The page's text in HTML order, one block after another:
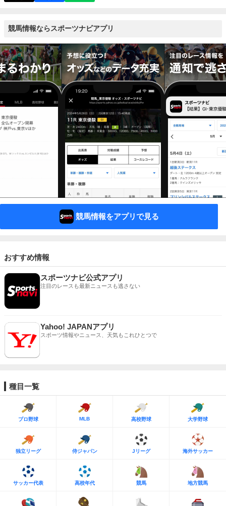
競馬情報ならスポーツナビアプリ
競馬情報をアプリで見る
おすすめ情報
スポーツナビ公式アプリ
注目のレースも最新ニュースも逃さない
Yahoo! JAPANアプリ
スポーツ情報やニュース、天気もこれひとつで
種目一覧
プロ野球 MLB 高校野球 大学野球
独立リーグ 侍ジャパン Jリーグ 海外サッカー
サッカー代表 高校年代 競馬 地方競馬